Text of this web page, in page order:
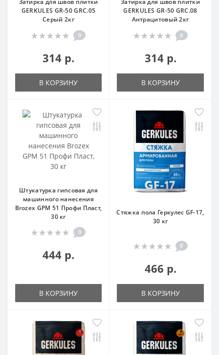
GERKULES GR-50 GRC.05
Серый 2кг
0
314 р.
В КОРЗИНУ
GERKULES GR-50 GRC.08
Антрацитовый 2кг
0
314 р.
В КОРЗИНУ
Штукатурка гипсовая для
машинного нанесения
Brozex GPM 51 Профи Пласт,
30 кг
0
444 р.
В КОРЗИНУ
Стяжка пола Геркулес GF-17,
30 кг
0
466 р.
В КОРЗИНУ